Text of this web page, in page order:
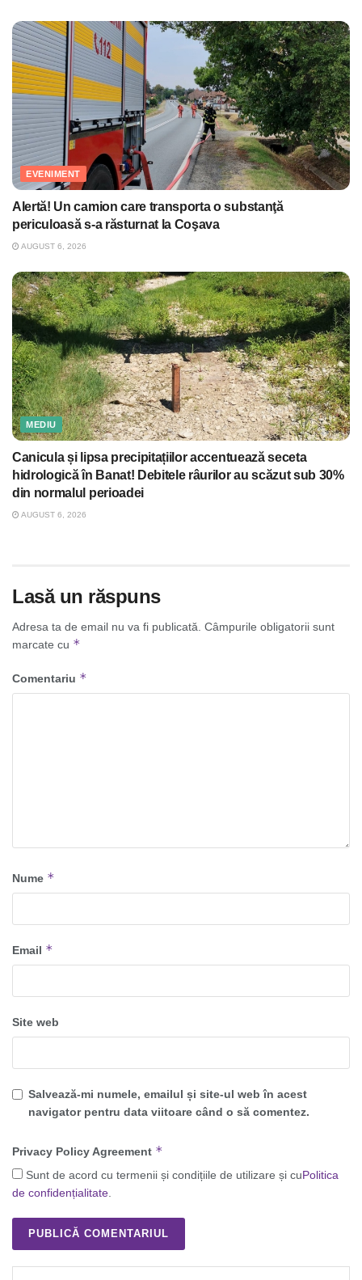
EVENIMENT
Alertă! Un camion care transporta o substanţă
periculoasă s-a răsturnat la Coşava
AUGUST 6, 2026
MEDIU
Canicula și lipsa precipitațiilor accentuează seceta
hidrologică în Banat! Debitele râurilor au scăzut sub 30%
din normalul perioadei
AUGUST 6, 2026
Lasă un răspuns
Adresa ta de email nu va fi publicată. Câmpurile obligatorii sunt
marcate cu *
Comentariu *
Nume *
Email *
Site web
Salvează-mi numele, emailul și site-ul web în acest
navigator pentru data viitoare când o să comentez.
Privacy Policy Agreement *
Sunt de acord cu termenii și condițiile de utilizare și cuPolitica
de confidențialitate.